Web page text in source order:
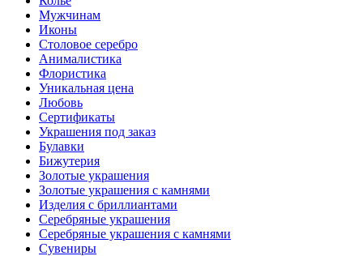
Мужчинам
Иконы
Столовое серебро
Анималистика
Флористика
Уникальная цена
Любовь
Сертификаты
Украшения под заказ
Булавки
Бижутерия
Золотые украшения
Золотые украшения с камнями
Изделия с бриллиантами
Серебряные украшения
Серебряные украшения с камнями
Сувениры